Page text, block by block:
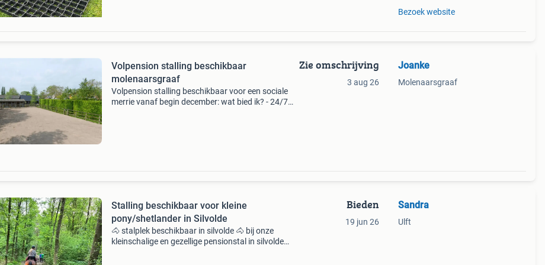
Bezoek website
Volpension stalling beschikbaar
molenaarsgraaf
Volpension stalling beschikbaar voor een sociale
merrie vanaf begin december: wat bied ik? - 24/7
Zie omschrijving
3 aug 26
Joanke
Molenaarsgraaf
Stalling beschikbaar voor kleine
pony/shetlander in Silvolde
🐴 stalplek beschikbaar in silvolde 🐴 bij onze
kleinschalige en gezellige pensionstal in silvolde
Bieden
19 jun 26
Sandra
Ulft